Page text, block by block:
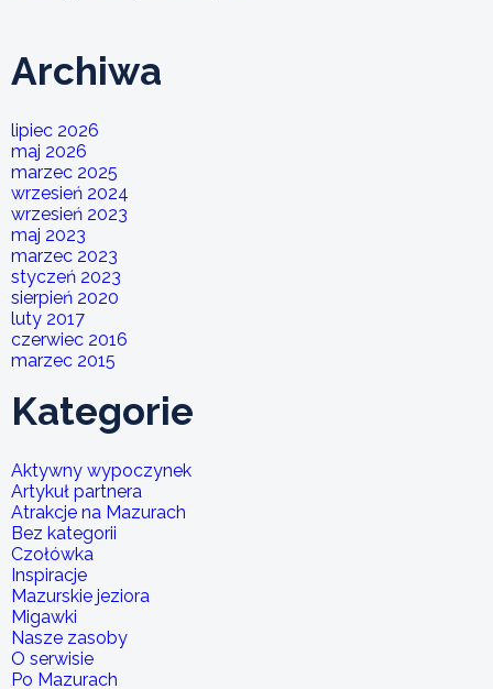
Archiwa
lipiec 2026
maj 2026
marzec 2025
wrzesień 2024
wrzesień 2023
maj 2023
marzec 2023
styczeń 2023
sierpień 2020
luty 2017
czerwiec 2016
marzec 2015
Kategorie
Aktywny wypoczynek
Artykuł partnera
Atrakcje na Mazurach
Bez kategorii
Czołówka
Inspiracje
Mazurskie jeziora
Migawki
Nasze zasoby
O serwisie
Po Mazurach